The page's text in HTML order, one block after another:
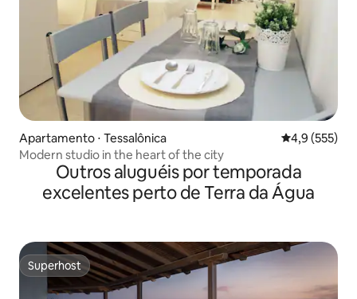
Apartamento ⋅ Tessalônica 4,9 de uma
4,9 (555)
Modern studio in the heart of the city
Outros aluguéis por temporada
excelentes perto de Terra da Água
Superhost
Superhost